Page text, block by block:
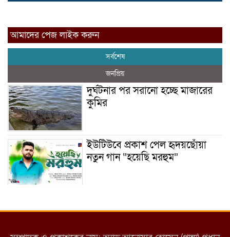
আমাদের পেজ লাইক করুন
সর্বশেষ
জনপ্রিয়
দুর্ঘটনার পর সরানো হচ্ছে মাজারের
কুমির
ইউটিউবে প্রকাশ পেল হৃদয়ছোঁয়া
নতুন গান “হয়েছি মরহুম”
মরণ নেশা